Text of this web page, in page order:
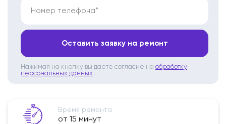
Номер телефона*
Оставить заявку на ремонт
Нажимая на кнопку вы даете согласие на обработку
персональных данных
Время ремонта
от 15 минут